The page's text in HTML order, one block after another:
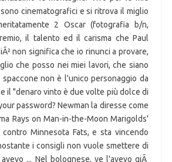
cinematografici e si ritrova il miglio
2 Oscar (fotografia b/n,
il talento ed il carisma che Paul
non significa che io rinunci a provare,
che posso nei miei lavori, che siano
non è l'unico personaggio da
il "denaro vinto è due volte più dolce di
password? Newman la diresse come
Rays on Man-in-the-Moon Marigolds'
Minnesota Fats, e sta vincendo
i consigli non vuole smettere di
... Nel bolognese, ve l'avevo giÃ